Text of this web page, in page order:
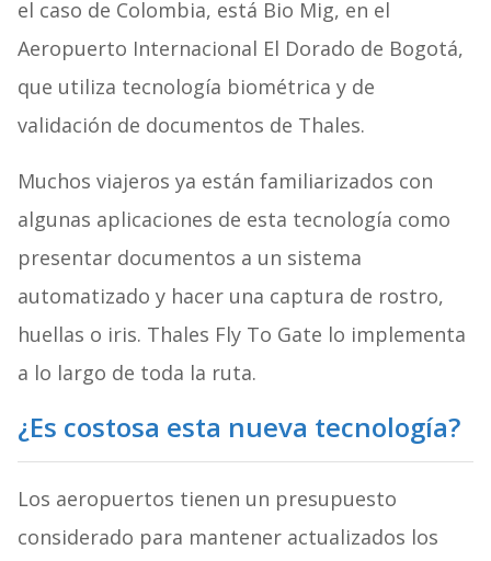
el caso de Colombia, está Bio Mig, en el
Aeropuerto Internacional El Dorado de Bogotá,
que utiliza tecnología biométrica y de
validación de documentos de Thales.
Muchos viajeros ya están familiarizados con
algunas aplicaciones de esta tecnología como
presentar documentos a un sistema
automatizado y hacer una captura de rostro,
huellas o iris. Thales Fly To Gate lo implementa
a lo largo de toda la ruta.
¿Es costosa esta nueva tecnología?
Los aeropuertos tienen un presupuesto
considerado para mantener actualizados los